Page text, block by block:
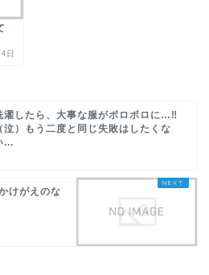
日
濯したら、大事な服がボロボロに…‼
（泣）もう二度と同じ失敗はしたくな
...
けがえのな